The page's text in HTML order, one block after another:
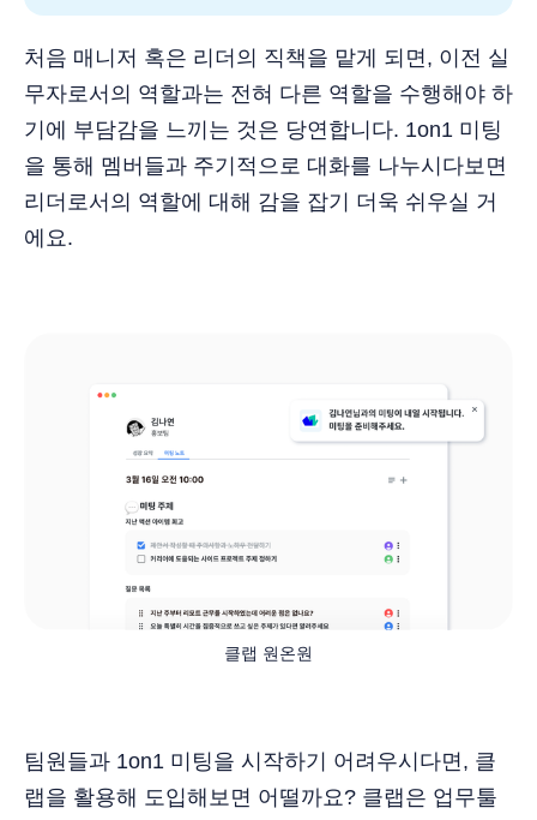
처음 매니저 혹은 리더의 직책을 맡게 되면, 이전 실
무자로서의 역할과는 전혀 다른 역할을 수행해야 하
기에 부담감을 느끼는 것은 당연합니다. 1on1 미팅
을 통해 멤버들과 주기적으로 대화를 나누시다보면
리더로서의 역할에 대해 감을 잡기 더욱 쉬우실 거
에요.
클랩 원온원
팀원들과 1on1 미팅을 시작하기 어려우시다면, 클
랩을 활용해 도입해보면 어떨까요? 클랩은 업무툴